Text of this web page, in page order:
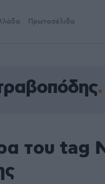
Πρωτοσέλιδα
του tag